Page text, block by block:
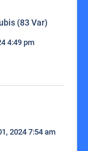
(83 Var)
4:49 pm
2024 7:54 am